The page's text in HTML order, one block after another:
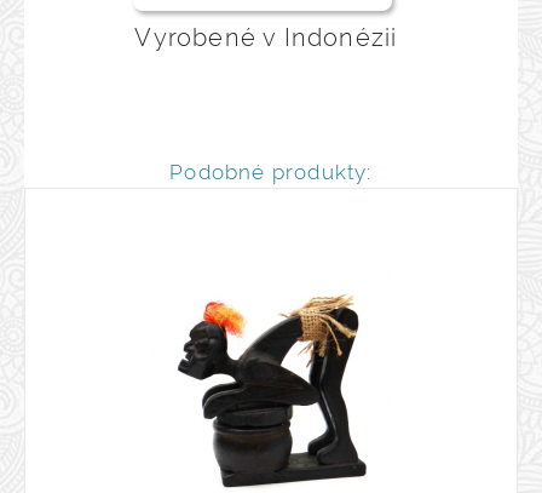
Vyrobené v Indonézii
Podobné produkty: